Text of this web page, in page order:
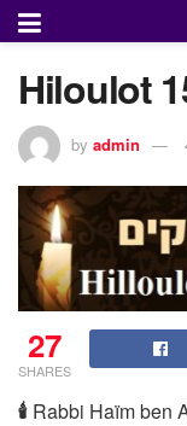
Hiloulot
by admin
27
SHARES
🕯 Rabbi Haïm ben